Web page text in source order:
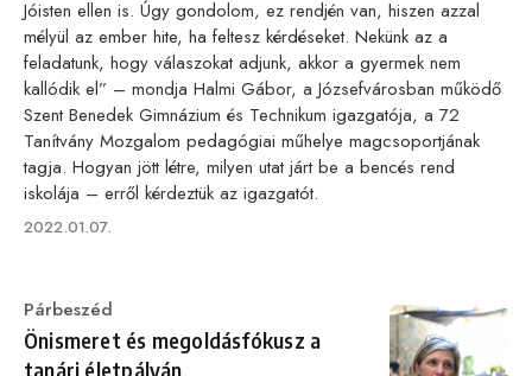
Jóisten ellen is. Úgy gondolom, ez rendjén van, hiszen azzal
mélyül az ember hite, ha feltesz kérdéseket. Nekünk az a
feladatunk, hogy válaszokat adjunk, akkor a gyermek nem
kallódik el” – mondja Halmi Gábor, a Józsefvárosban működő
Szent Benedek Gimnázium és Technikum igazgatója, a 72
Tanítvány Mozgalom pedagógiai műhelye magcsoportjának
tagja. Hogyan jött létre, milyen utat járt be a bencés rend
iskolája – erről kérdeztük az igazgatót.
Published
2022.01.07.
Category
Párbeszéd
Önismeret és megoldásfókusz a
tanári életpályán